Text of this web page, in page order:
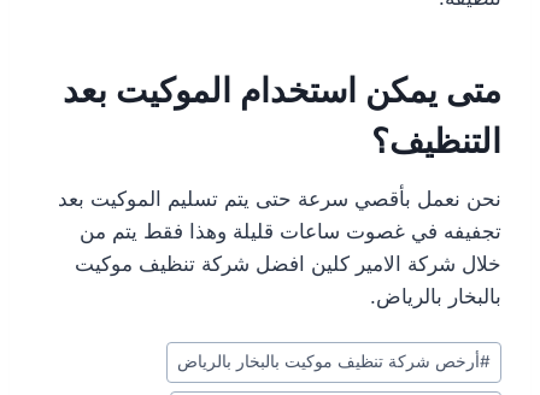
متى يمكن استخدام الموكيت بعد
التنظيف؟
نحن نعمل بأقصي سرعة حتى يتم تسليم الموكيت بعد
تجفيفه في غصوت ساعات قليلة وهذا فقط يتم من
خلال شركة الامير كلين افضل شركة تنظيف موكيت
بالبخار بالرياض.
وسوم
المقال:
#أرخص شركة تنظيف موكيت بالبخار بالرياض